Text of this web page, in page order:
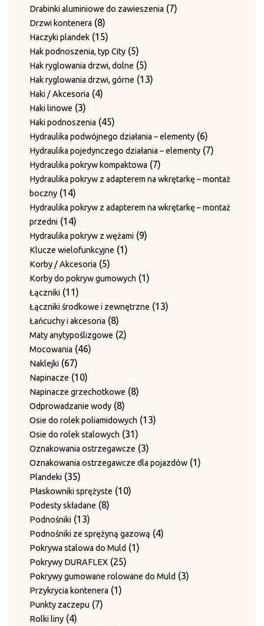
produktów
Płyty z bolcami do rolek prowadzących
Prowadnice 4 4
produkty
Prowadnice boczne
produktów
Rolki prowadzące 4343
produkty
Rolki prowadzenia drutu 1212
produktów
Śruby mocujące i sprężyny 33
Sworznie prowadzące
Sworznie rolek prowadzących
Sworznie rolek prowadzących i nakrętki zabezpieczające
22
produkty
Sworznie rolek prowadzących z blaszkami
zabezpieczającymi
11
produkt
Sworznie ściany bocznej i pierścienie ustalające 33
Sworznie z pierścieniem ustalającym
produkt
Tuleje / Pierścienie prowadzące 1111
Tuleje prowadzące (do igieł)
Tuleje prowadzenia drutu 22
Wałki prowadzenia drutu
Wały haków skrętnych
produktów
Zestawy noży do płyt dociskowych
Zestawy prowadnic
produktów
Zestawy przeciwnoży 1010
Zestawy ścieralne bez blachy grzebieniowej
Zestawy ścieralne do 4-krotnego przewiązania
Zgarniacza 99
produktów
Drabinki aluminiowe do zawieszenia 77
Drzwi kontenera 88
produktów
Haczyki plandek 1515
produktów
Hak podnoszenia, typ City 55
produktów
Hak ryglowania drzwi, dolne 55
produktów
Hak ryglowania drzwi, górne 1313
Haki / Akcesoria 44
Haki linowe 33
produkty
Haki podnoszenia 4545
produktów
Hydraulika podwójnego działania – elementy 66
produktów
Hydraulika pojedynczego działania – elementy 77
Hydraulika pokryw kompaktowa 77
produktów
Hydraulika pokryw z adapterem na wkrętarkę – montaż
boczny
1414
produktów
Hydraulika pokryw z adapterem na wkrętarkę – montaż
przedni
1414
produktów
Hydraulika pokryw z wężami 99
Klucze wielofunkcyjne 11
Korby / Akcesoria 55
produktów
Korby do pokryw gumowych 11
Łączniki 1111
produktów
Łączniki środkowe i zewnętrzne 1313
Łańcuchy i akcesoria 88
produktów
Maty anytypoślizgowe 22
Mocowania 4646
Naklejki 6767
produktów
Napinacze 1010
produktów
Napinacze grzechotkowe 88
Odprowadzanie wody 88
produktów
Osie do rolek poliamidowych 1313
Osie do rolek stalowych 3131
produktów
Oznakowania ostrzegawcze 33
produkty
Oznakowania ostrzegawcze dla pojazdów 11
Plandeki 3535
produktów
Płaskowniki sprężyste 1010
Podesty składane 88
Podnośniki 1313
produktów
Podnośniki ze sprężyną gazową 44
Pokrywa stalowa do Muld 11
Pokrywy DURAFLEX 2525
produktów
Pokrywy gumowane rolowane do Muld 33
Przykrycia kontenera 11
Punkty zaczepu 77
Rolki liny 44